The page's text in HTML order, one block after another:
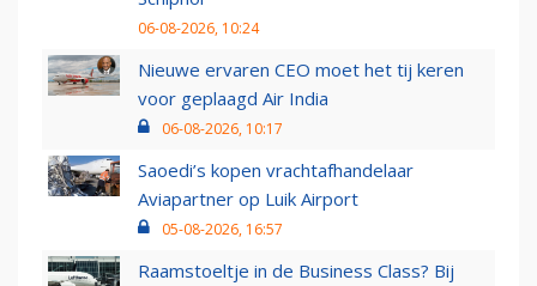
06-08-2026, 10:24
Nieuwe ervaren CEO moet het tij keren
voor geplaagd Air India
06-08-2026, 10:17
Saoedi’s kopen vrachtafhandelaar
Aviapartner op Luik Airport
05-08-2026, 16:57
Raamstoeltje in de Business Class? Bij